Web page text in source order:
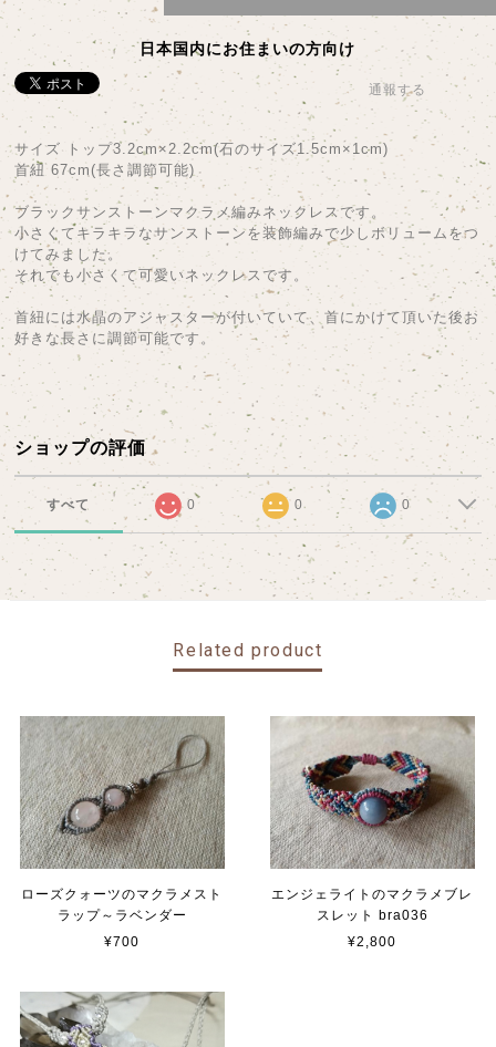
日本国内にお住まいの方向け
通報する
サイズ トップ3.2cm×2.2cm(石のサイズ1.5cm×1cm)
首紐 67cm(長さ調節可能)
ブラックサンストーンマクラメ編みネックレスです。
小さくてキラキラなサンストーンを装飾編みで少しボリュームをつ
けてみました。
それでも小さくて可愛いネックレスです。
首紐には水晶のアジャスターが付いていて、首にかけて頂いた後お
好きな長さに調節可能です。
ショップの評価
すべて 0 0 0
Related product
ローズクォーツのマクラメスト
ラップ～ラベンダー
¥700
エンジェライトのマクラメブレ
スレット bra036
¥2,800